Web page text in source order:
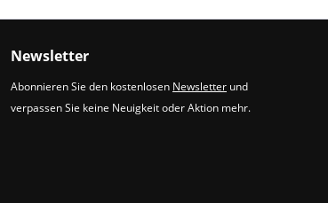
Newsletter
Abonnieren Sie den kostenlosen Newsletter und
verpassen Sie keine Neuigkeit oder Aktion mehr.